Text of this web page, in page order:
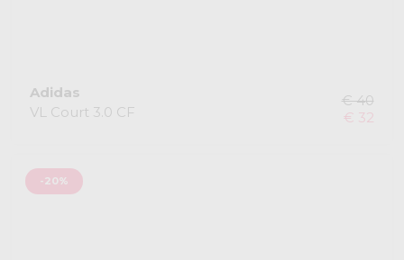
Adidas
VL Court 3.0 CF
€ 40
€ 32
-20%